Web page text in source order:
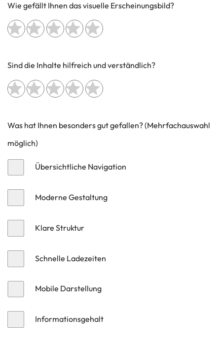
Wie gefällt Ihnen das visuelle Erscheinungsbild?
Sind die Inhalte hilfreich und verständlich?
Was hat Ihnen besonders gut gefallen? (Mehrfachauswahl
möglich)
Übersichtliche Navigation
Moderne Gestaltung
Klare Struktur
Schnelle Ladezeiten
Mobile Darstellung
Informationsgehalt